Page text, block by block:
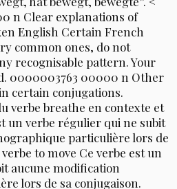
n Clear explanations of
English Certain French
common ones, do not
recognisable pattern. Your
0000003763 00000 n Other
certain conjugations.
verbe breathe en contexte et
un verbe régulier qui ne subit
particulière lors de
to move Ce verbe est un
aucune modification
lors de sa conjugaison.